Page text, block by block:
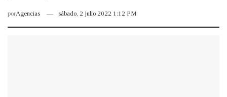
porAgencias sábado, 2 julio 2022 1:12 PM